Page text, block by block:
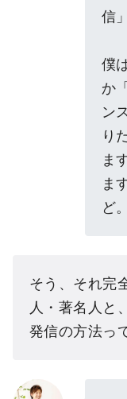
信
僕
か
ン
り
ま
ま
ど
そう、それ完
人・著名人と
発信の方法っ